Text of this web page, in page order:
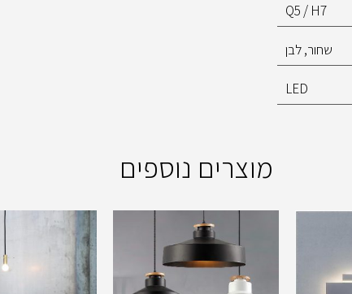
Q5 / H7
שחור, לבן
LED
מוצרים נוספים